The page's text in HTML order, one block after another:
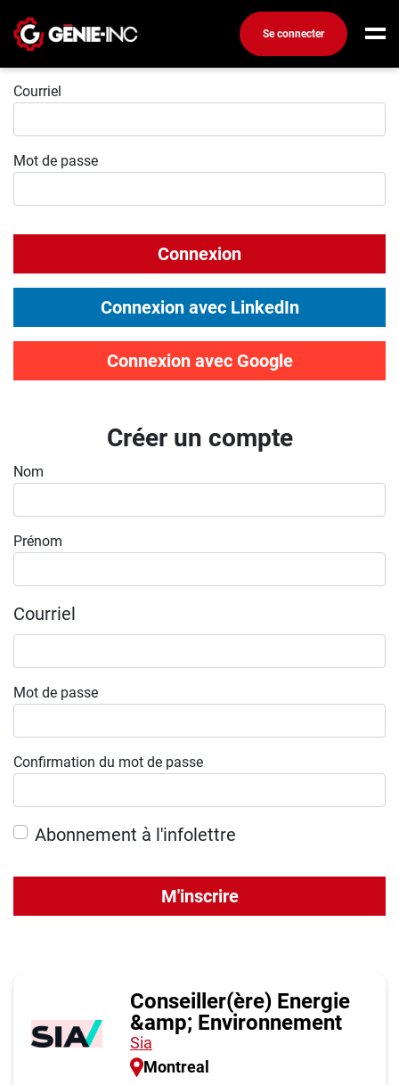
Se connecter
Connexion
Emplois
Ma boîte à outils
Conseils carrière
Métiers
Nos chroniques
Publiez une offre d'emploi
Connexion
Courriel
Mot de passe
Connexion
Connexion avec LinkedIn
Connexion avec Google
Créer un compte
Nom
Prénom
Courriel
Mot de passe
Confirmation du mot de passe
Abonnement à l'infolettre
M'inscrire
Conseiller(ère) Energie
&amp; Environnement
Sia
Montreal